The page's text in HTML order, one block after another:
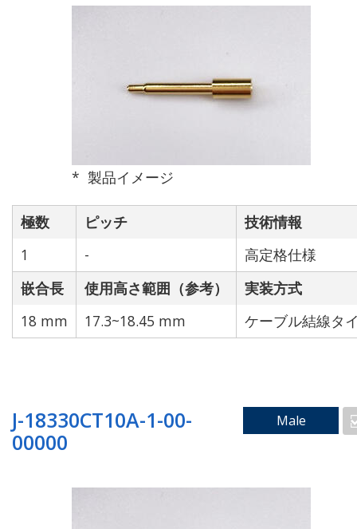
6
14 16 18 20
24 40
電流値[A] 一致
[一致]ボタンをONにすると前方入力欄に入力
製品イメージ
極数 ピッチ
技術情報
1
-
高定格仕様
嵌合長
使用高さ範囲（参考）
実装方式
18 mm
17.3~18.45 mm ケーブル結線タ
J-18330CT10A-1-00-
00000
Male